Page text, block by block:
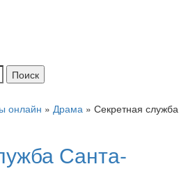
онлайн » Драма » Секретная служба
Санта-